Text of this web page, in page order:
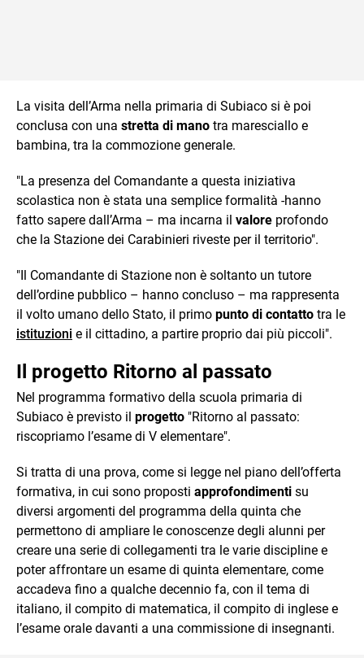
La visita dell’Arma nella primaria di Subiaco si è poi
conclusa con una stretta di mano tra maresciallo e
bambina, tra la commozione generale.
"La presenza del Comandante a questa iniziativa
scolastica non è stata una semplice formalità -hanno
fatto sapere dall’Arma – ma incarna il valore profondo
che la Stazione dei Carabinieri riveste per il territorio".
"Il Comandante di Stazione non è soltanto un tutore
dell’ordine pubblico – hanno concluso – ma rappresenta
il volto umano dello Stato, il primo punto di contatto tra le
istituzioni e il cittadino, a partire proprio dai più piccoli".
Il progetto Ritorno al passato
Nel programma formativo della scuola primaria di
Subiaco è previsto il progetto "Ritorno al passato:
riscopriamo l’esame di V elementare".
Si tratta di una prova, come si legge nel piano dell’offerta
formativa, in cui sono proposti approfondimenti su
diversi argomenti del programma della quinta che
permettono di ampliare le conoscenze degli alunni per
creare una serie di collegamenti tra le varie discipline e
poter affrontare un esame di quinta elementare, come
accadeva fino a qualche decennio fa, con il tema di
italiano, il compito di matematica, il compito di inglese e
l’esame orale davanti a una commissione di insegnanti.